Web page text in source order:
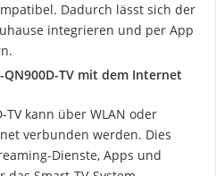
Dadurch lässt sich der
integrieren und per App
TV mit dem Internet
TV kann über WLAN oder
verbunden werden. Dies
Dienste, Apps und